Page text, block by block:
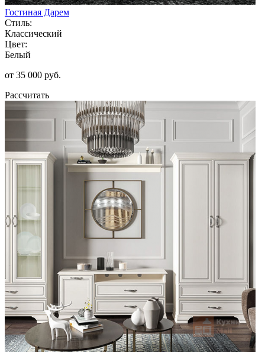
Гостиная Дарем
Стиль:
Классический
Цвет:
Белый
от 35 000 руб.
Рассчитать